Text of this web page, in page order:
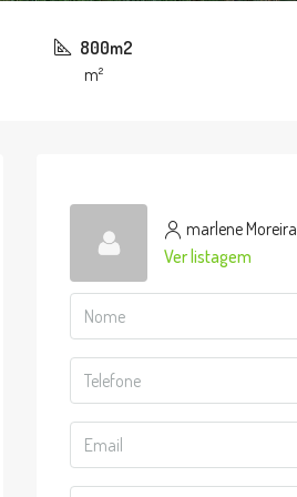
800m2
m²
marlene Moreira
Ver listagem